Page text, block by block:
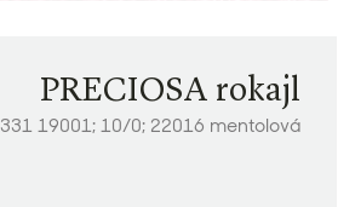
PRECIOSA rokajl
331 19001; 10/0; 22016 mentolová